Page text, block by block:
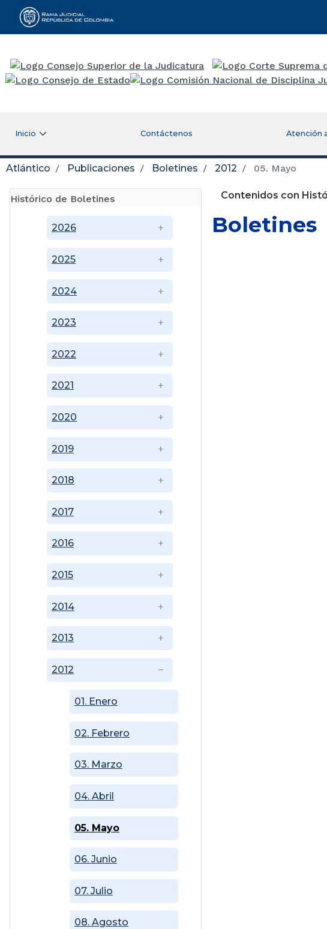
Rama Judicial
Inicio Contáctenos Atención
Atlántico Publicaciones Boletines 2012 05. Mayo
Histórico de Boletines
2012
01. Enero
02. Febrero
03. Marzo
04. Abril
05. Mayo
06. Junio
07. Julio
08. Agosto
2013
2014
2015
2016
2017
2018
2019
2020
2021
2022
2023
2024
2025
2026
Contenidos con
Boletines